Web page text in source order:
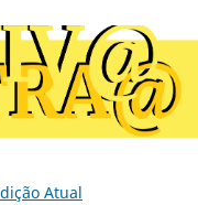
Atual